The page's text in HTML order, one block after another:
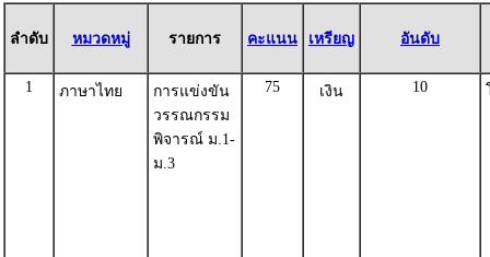
ลำดับ หมวดหมู่ รายการ คะแนน เหรียญ อันดับ
1 ภาษาไทย
การแข่งขัน
วรรณกรรม
พิจารณ์ ม.1-
ม.3
75 เงิน 10